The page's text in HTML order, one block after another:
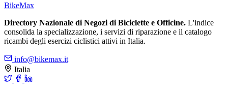
BikeMax
Directory Nazionale di Negozi di Biciclette e Officine. L'indice
consolida la specializzazione, i servizi di riparazione e il catalogo
ricambi degli esercizi ciclistici attivi in Italia.
info@bikemax.it
Italia